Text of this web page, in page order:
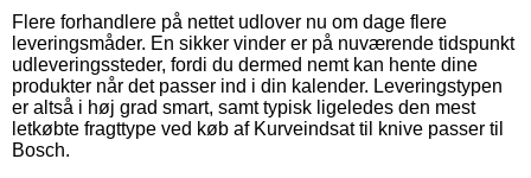
Flere forhandlere på nettet udlover nu om dage flere
leveringsmåder. En sikker vinder er på nuværende tidspunkt
udleveringssteder, fordi du dermed nemt kan hente dine
produkter når det passer ind i din kalender. Leveringstypen
er altså i høj grad smart, samt typisk ligeledes den mest
letkøbte fragttype ved køb af Kurveindsat til knive passer til
Bosch.